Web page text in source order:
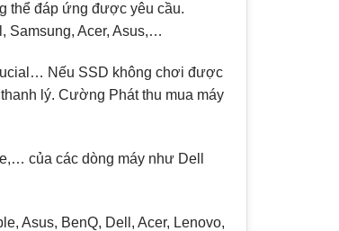
thể đáp ứng được yêu cầu.
Samsung, Acer, Asus,…
Nếu SSD không chơi được
lý. Cường Phát thu mua máy
của các dòng máy như Dell
Asus, BenQ, Dell, Acer, Lenovo,